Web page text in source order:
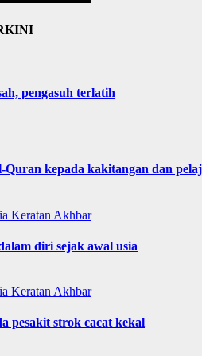
pengasuh terlatih
Quran kepada kakitangan dan
Keratan Akhbar
diri sejak awal usia
Keratan Akhbar
pesakit strok cacat kekal